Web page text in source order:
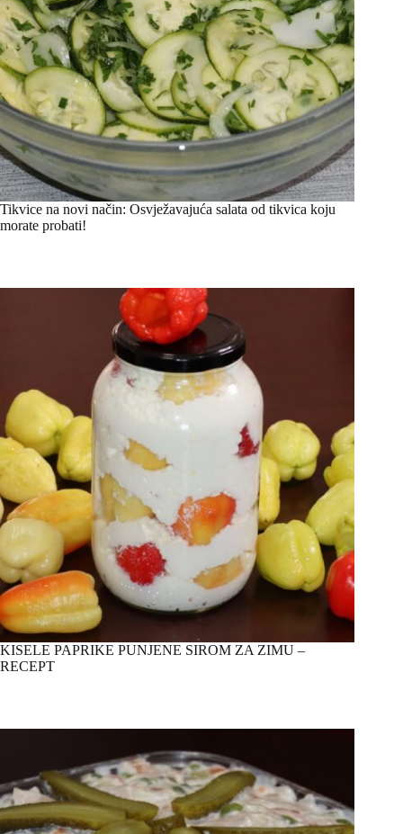
Tikvice na novi način: Osvježavajuća salata od tikvica koju
morate probati!
KISELE PAPRIKE PUNJENE SIROM ZA ZIMU –
RECEPT